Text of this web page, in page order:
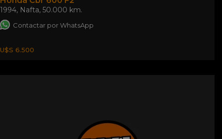
1994, Nafta, 50.000 km.
Contactar por WhatsApp
U$S 6.500